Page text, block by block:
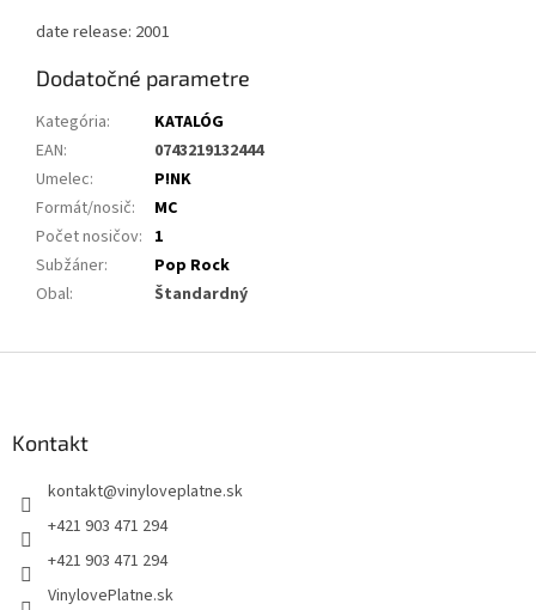
date release: 2001
Dodatočné parametre
Kategória:
KATALÓG
EAN:
0743219132444
Umelec:
P!NK
Formát/nosič:
MC
Počet nosičov: 1
Subžáner:
Pop Rock
Obal: Štandardný
Kontakt
kontakt@vinyloveplatne.sk
+421 903 471 294
+421 903 471 294
VinylovePlatne.sk